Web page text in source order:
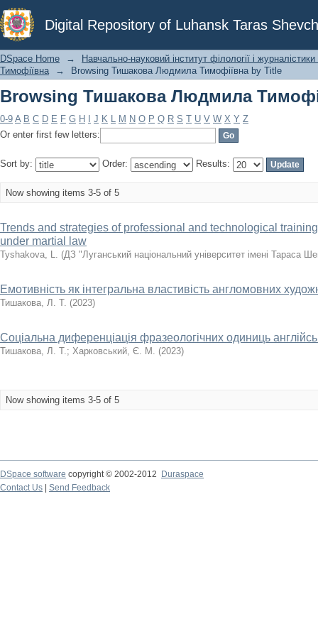
Digital Repository of Luhansk Taras
Browsing Тишакова Людмила
DSpace Home →
Навчально-науковий інститут філології і
Тимофіївна
→ Browsing Тишакова Людмила Тимофіївна by Title
Browsing Тишакова Людмила
0-9 A B C D E F G H J K L M N O P Q R S T U V W X Y Z
Or enter first few letters:
Sort by: Order: Results:
Now showing items 3-5 of 5
Trends and strategies of professional and technological
under martial law
Tyshakova, L. (ДЗ "Луганський національний університет імені Тараса
Емотивність як інтегральна властивість англомовних
Тишакова, Л. Т. (2023)
Соціальна диференціація фразеологічних одиниць
Тишакова, Л. Т.; Харковський, Є. М. (2023)
Now showing items 3-5 of 5
DSpace software copyright © 2002-2012
Duraspace
Contact Us
Send Feedback